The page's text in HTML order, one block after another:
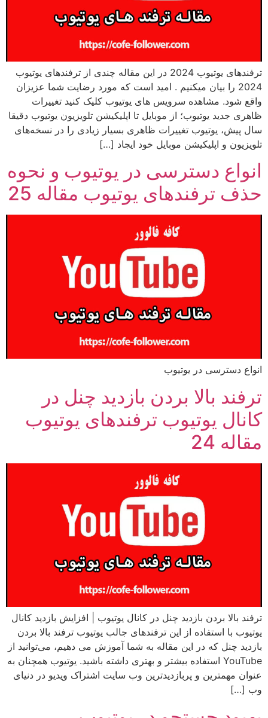
ترفندهای یوتیوب 2024 در این مقاله چندی از ترفندهای یوتیوب
2024 را بیان میکنیم . امید است که مورد رضایت شما عزیزان
واقع شود. مشاهده سرویس های یوتیوب کلیک کنید تغییرات
ظاهری جدید یوتیوب؛ از موبایل تا اپلیکیشن تلویزیون یوتیوب دقیقا
سال پیش، یوتیوب تغییرات ظاهری بسیار زیادی را در نسخه‌های
تلویزیون و اپلیکیشن موبایل خود ایجاد […]
انواع دسترسی در یوتیوب و نحوه
حذف ترفندهای یوتیوب مقاله 25
انواع دسترسی در یوتیوب
ترفند بالا بردن بازدید چنل در
کانال یوتیوب ترفندهای یوتیوب
مقاله 24
ترفند بالا بردن بازدید چنل در کانال یوتیوب | افزایش بازدید کانال
یوتیوب با استفاده از این ترفندهای جالب یوتیوب ترفند بالا بردن
بازدید چنل که در این مقاله به شما آموزش می دهیم، می‌توانید از
YouTube استفاده بیشتر و بهتری داشته باشید. یوتیوب همچنان به
عنوان مهمترین و پربازدیدترین وب سایت اشتراک ویدیو در دنیای
وب […]